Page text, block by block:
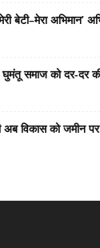
बेटी–मेरा अभिमान’
घुमंतू समाज को दर-दर
विकास को जमीन